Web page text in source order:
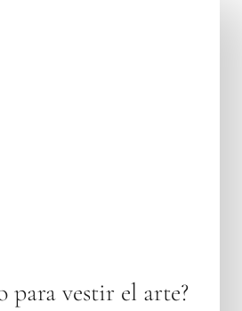
para vestir el arte?